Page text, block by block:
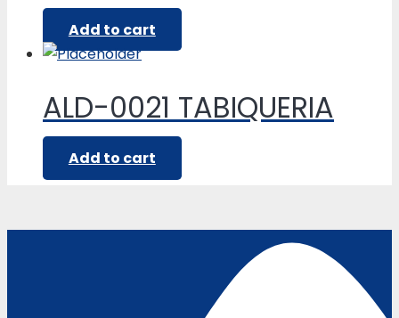
Add to cart
ALD-0021 TABIQUERIA
Add to cart